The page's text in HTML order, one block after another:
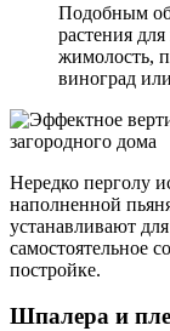
Подобным
растения
жимолость,
виноград
Нередко перголу
наполненной
устанавливают
самостоятельное
постройке.
Шпалера и